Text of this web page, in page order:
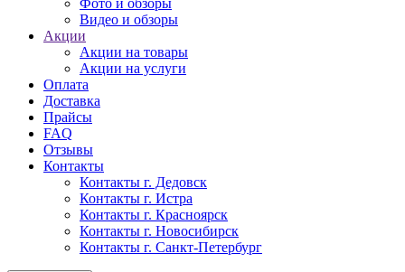
Фото и обзоры
Видео и обзоры
Акции
Акции на товары
Акции на услуги
Оплата
Доставка
Прайсы
FAQ
Отзывы
Контакты
Контакты г. Дедовск
Контакты г. Истра
Контакты г. Красноярск
Контакты г. Новосибирск
Контакты г. Санкт-Петербург